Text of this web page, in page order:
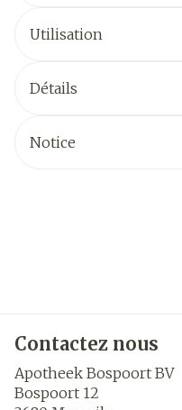
Utilisation
Détails
Notice
Contactez nous
Apotheek Bospoort BV
Bospoort 12